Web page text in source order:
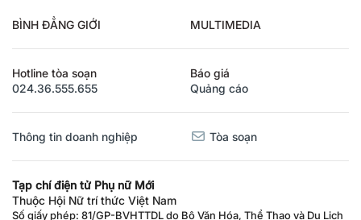
BÌNH ĐẲNG GIỚI MULTIMEDIA
Hotline tòa soạn
024.36.555.655
Báo giá
Quảng cáo
Thông tin doanh nghiệp Tòa soạn
Tạp chí điện tử Phụ nữ Mới
Thuộc Hội Nữ trí thức Việt Nam
Số giấy phép: 81/GP-BVHTTDL do Bộ Văn Hóa, Thể Thao và Du Lịch